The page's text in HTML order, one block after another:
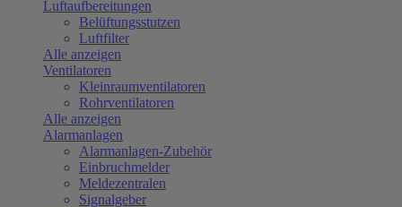
Luftaufbereitungen
Belüftungsstutzen
Luftfilter
Alle anzeigen
Ventilatoren
Kleinraumventilatoren
Rohrventilatoren
Alle anzeigen
Alarmanlagen
Alarmanlagen-Zubehör
Einbruchmelder
Meldezentralen
Signalgeber